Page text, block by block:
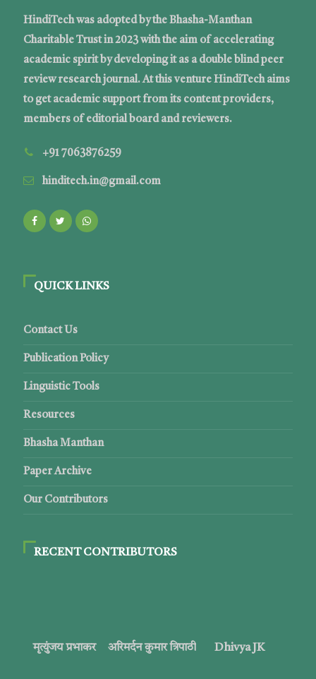
HindiTech was adopted by the Bhasha-Manthan
Charitable Trust in 2023 with the aim of accelerating
academic spirit by developing it as a double blind peer
review research journal. At this venture HindiTech aims
to get academic support from its content providers,
members of editorial board and reviewers.
+91 7063876259
hinditech.in@gmail.com
QUICK LINKS
Contact Us
Publication Policy
Linguistic Tools
Resources
Bhasha Manthan
Paper Archive
Our Contributors
RECENT CONTRIBUTORS
मृत्युंजय प्रभाकर अरिमर्दन कुमार त्रिपाठी Dhivya JK